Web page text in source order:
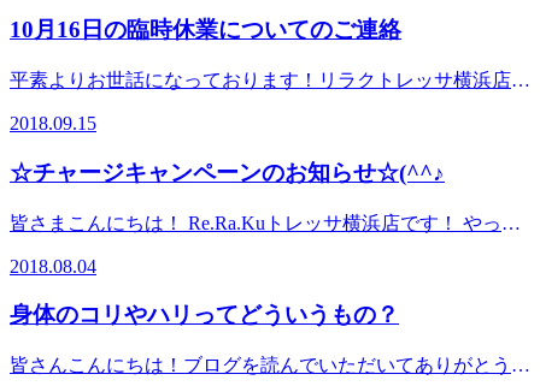
せて頂いております。 お客様にはご迷惑、ご不便をお掛け
致しますが、ご了承をお願い致します。 台風が過ぎました
トレッサ横浜店スタッフ一同ご来店をお待ちしております。
10月16日の臨時休業についてのご連絡
平素よりお世話になっております！リラクトレッサ横浜店の
年の10月16日に社内研修の為 一日お休みをいただきます。
しますが、何卒ご理解のほどよろしくお願いいたします。
ご来店いただくと メンバーズカードのポイントを3倍お付で
きるキャンペーンを行います！ メンバーズカードのポイン
トが10ポイント溜まれば1000円分お得にボディケアが受けら
れます！ この機会に一気にポイントを貯めちゃいましょ
う！！ 台風が過ぎ去って寒くなりましたね！ 9月17日からは
また気温が上がるそうです…… 寒暖差が続くと自律神経が
2018.09.15
☆チャージキャンペーンのお知らせ☆(^^♪
皆さまこんにちは！ Re.Ra.Kuトレッサ横浜店です！ やって
ペーン！ Re.Ra.Kuのお支払い方法の一つに、チャージ式の
プリペイドガードがございます。 1万円チャージで1000円相
当のチケットをプレゼント！ 3万円チャージで5000円分のチ
デラックスなチャージ特典もご用意！ 10万円チャージで
2018.08.04
身体のコリやハリってどういうもの？
皆さんこんにちは！ブログを読んでいただいてありがとうご